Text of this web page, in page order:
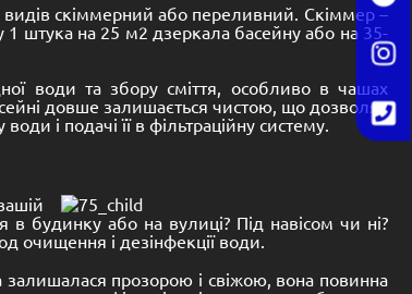
видів скіммерний або переливний. Скіммер –
1 штука на 25 м2 дзеркала басейну або на 35-
води та збору сміття, особливо в чашах
довше залишається чистою, що дозволяє
і подачі її в фільтраційну систему.
в будинку або на вулиці? Під навісом чи ні?
очищення і дезінфекції води.
прозорою і свіжою, вона повинна